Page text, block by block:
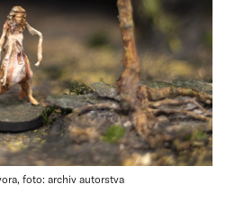
foto: archiv autorstva